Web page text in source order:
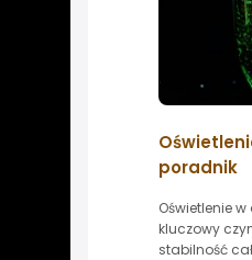
poradnik
Oświetlenie
kluczowy
stabilność